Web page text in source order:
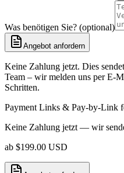
Was benötigen Sie? (optional)
Angebot anfordern
Keine Zahlung jetzt. Dies
Team – wir melden uns per E-
Schritten.
Payment Links & Pay-by-Link
Keine Zahlung jetzt — wir
ab $199.00 USD